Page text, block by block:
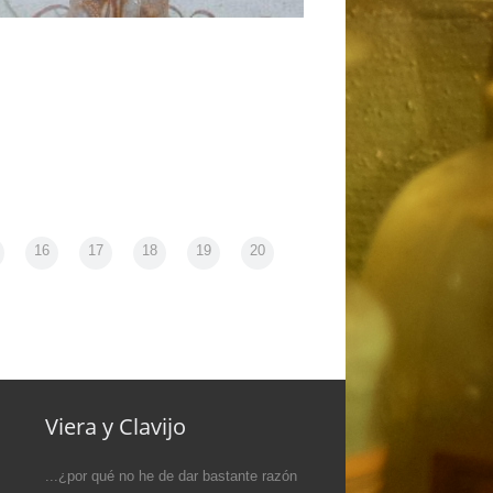
16 17 18 19 20
Viera y Clavijo
...¿por qué no he de dar bastante razón